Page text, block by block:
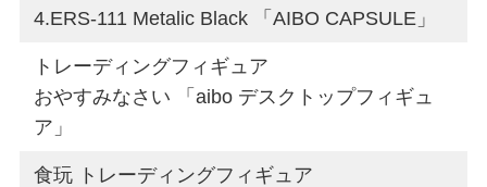
4.ERS-111 Metalic Black 「AIBO CAPSULE」
トレーディングフィギュア
おやすみなさい 「aibo デスクトップフィギュ
ア」
食玩 トレーディングフィギュア